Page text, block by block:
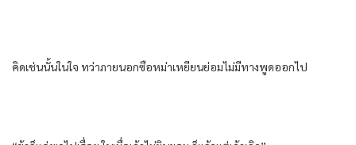
คิด​เช่นนั้น​ใน​ใจ ทว่า​ภายนอก​ซือ​หม่า​เหยียน​ย่อม​ไม่มีทาง​พูด​ออก​ไป